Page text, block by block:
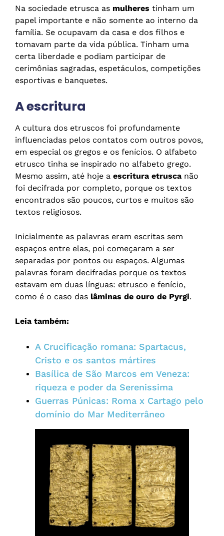
Na sociedade etrusca as mulheres tinham um
papel importante e não somente ao interno da
família. Se ocupavam da casa e dos filhos e
tomavam parte da vida pública. Tinham uma
certa liberdade e podiam participar de
cerimônias sagradas, espetáculos, competições
esportivas e banquetes.
A escritura
A cultura dos etruscos foi profundamente
influenciadas pelos contatos com outros povos,
em especial os gregos e os fenícios. O alfabeto
etrusco tinha se inspirado no alfabeto grego.
Mesmo assim, até hoje a escritura etrusca não
foi decifrada por completo, porque os textos
encontrados são poucos, curtos e muitos são
textos religiosos.
Inicialmente as palavras eram escritas sem
espaços entre elas, poi começaram a ser
separadas por pontos ou espaços. Algumas
palavras foram decifradas porque os textos
estavam em duas línguas: etrusco e fenício,
como é o caso das lâminas de ouro de Pyrgi.
Leia também:
A Crucificação romana: Spartacus,
Cristo e os santos mártires
Basílica de São Marcos em Veneza:
riqueza e poder da Serenissima
Guerras Púnicas: Roma x Cartago pelo
domínio do Mar Mediterrâneo